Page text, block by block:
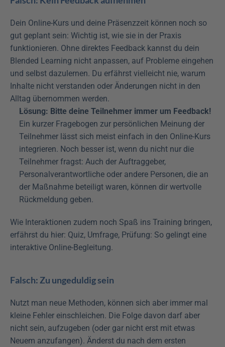
Dein Online-Kurs und deine Präsenzzeit können noch so
gut geplant sein: Wichtig ist, wie sie in der Praxis
funktionieren. Ohne direktes Feedback kannst du dein
Blended Learning nicht anpassen, auf Probleme eingehen
und selbst dazulernen. Du erfährst vielleicht nie, warum
Inhalte nicht verstanden oder Änderungen nicht in den
Alltag übernommen werden.
Lösung: Bitte deine Teilnehmer immer um Feedback!
Ein kurzer Fragebogen zur persönlichen Meinung der
Teilnehmer lässt sich meist einfach in den Online-Kurs
integrieren. Noch besser ist, wenn du nicht nur die
Teilnehmer fragst: Auch der Auftraggeber,
Personalverantwortliche oder andere Personen, die an
der Maßnahme beteiligt waren, können dir wertvolle
Rückmeldung geben.
Wie Interaktionen zudem noch Spaß ins Training bringen,
erfährst du hier: Quiz, Umfrage, Prüfung: So gelingt eine
interaktive Online-Begleitung.
Falsch: Zu ungeduldig sein
Nutzt man neue Methoden, können sich aber immer mal
kleine Fehler einschleichen. Die Folge davon darf aber
nicht sein, aufzugeben (oder gar nicht erst mit etwas
Neuem anzufangen). Änderst du nach dem ersten